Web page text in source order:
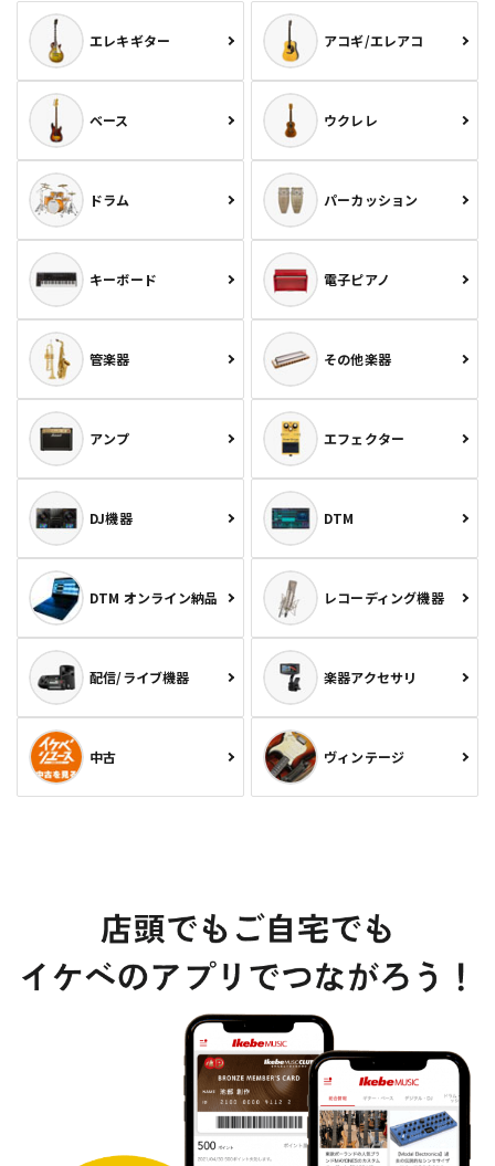
エレキギター アコギ/エレアコ
ベース ウクレレ
ドラム パーカッション
キーボード 電子ピアノ
管楽器 その他楽器
アンプ エフェクター
DJ機器 DTM
DTM オンライン納品 レコーディング機器
配信/ライブ機器 楽器アクセサリ
中古 ヴィンテージ